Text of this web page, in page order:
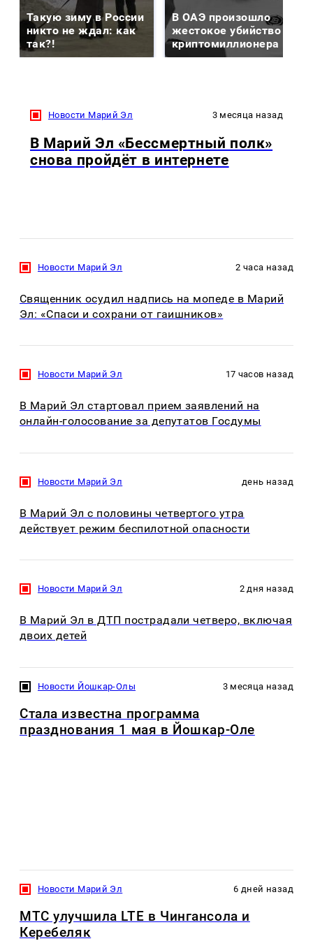
Такую зиму в России
никто не ждал: как
так?!
В ОАЭ произошло
жестокое убийство
криптомиллионера
Новости Марий Эл 3 месяца назад
В Марий Эл «Бессмертный полк»
снова пройдёт в интернете
Новости Марий Эл 2 часа назад
Священник осудил надпись на мопеде в Марий
Эл: «Спаси и сохрани от гаишников»
Новости Марий Эл 17 часов назад
В Марий Эл стартовал прием заявлений на
онлайн-голосование за депутатов Госдумы
Новости Марий Эл день назад
В Марий Эл с половины четвертого утра
действует режим беспилотной опасности
Новости Марий Эл 2 дня назад
В Марий Эл в ДТП пострадали четверо, включая
двоих детей
Новости Йошкар-Олы 3 месяца назад
Стала известна программа
празднования 1 мая в Йошкар-Оле
Новости Марий Эл 6 дней назад
МТС улучшила LTE в Чингансола и
Керебеляк